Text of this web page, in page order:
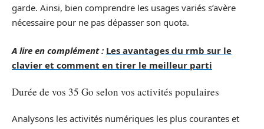
garde. Ainsi, bien comprendre les usages variés s’avère
nécessaire pour ne pas dépasser son quota.
A lire en complément : Les avantages du rmb sur le
clavier et comment en tirer le meilleur parti
Durée de vos 35 Go selon vos activités populaires
Analysons les activités numériques les plus courantes et